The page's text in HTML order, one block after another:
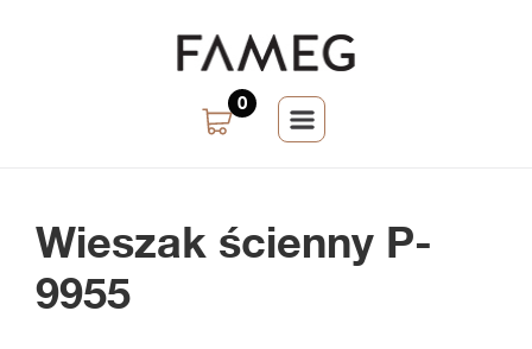
0
Wieszak ścienny P-
9955